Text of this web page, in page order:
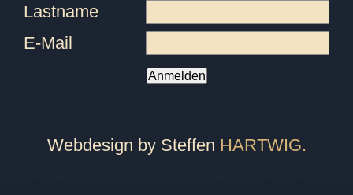
Lastname
E-Mail
Anmelden
Webdesign by Steffen HARTWIG.